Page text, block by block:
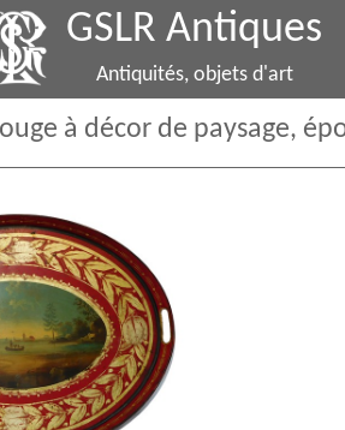
GSLR Antiques
Antiquités, objets d'art
à décor de paysage,